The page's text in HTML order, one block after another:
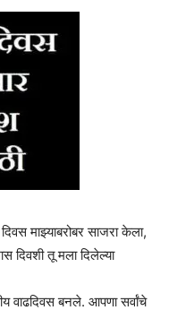
दिवस माझ्याबरोबर साजरा केला,
दिवशी तू मला दिलेल्या
वाढदिवस बनले. आपणा सर्वांचे